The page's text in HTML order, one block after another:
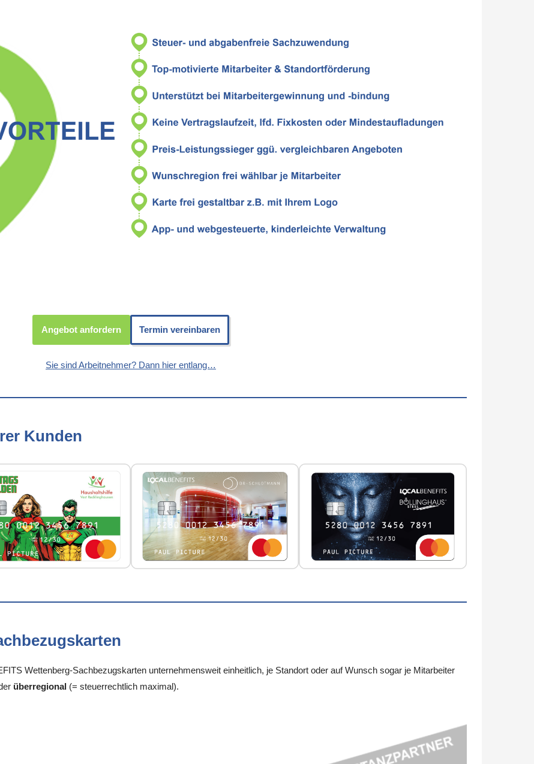
Angebot anfordern Termin vereinbaren
Sie sind Arbeitnehmer? Dann hier entlang…
Kunden
Wettenberg-Sachbezugskarten unternehmensweit einheitlich, je Standort oder auf Wunsch sogar je Mitarbeiter
überregional (= steuerrechtlich maximal).